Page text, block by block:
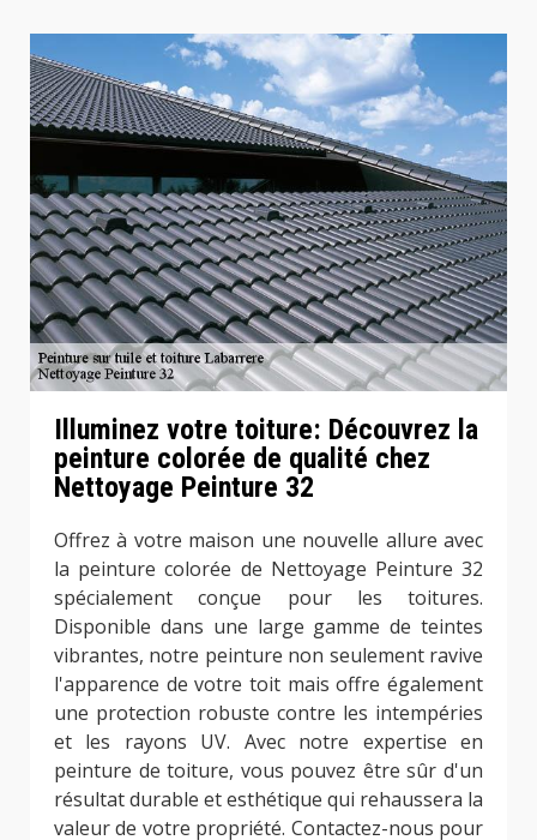
Illuminez votre toiture: Découvrez la
peinture colorée de qualité chez
Nettoyage Peinture 32
Offrez à votre maison une nouvelle allure avec
la peinture colorée de Nettoyage Peinture 32
spécialement conçue pour les toitures.
Disponible dans une large gamme de teintes
vibrantes, notre peinture non seulement ravive
l'apparence de votre toit mais offre également
une protection robuste contre les intempéries
et les rayons UV. Avec notre expertise en
peinture de toiture, vous pouvez être sûr d'un
résultat durable et esthétique qui rehaussera la
valeur de votre propriété. Contactez-nous pour